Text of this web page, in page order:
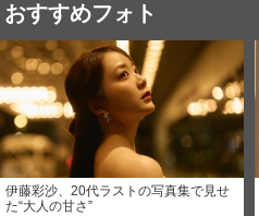
おすすめフォト
伊藤彩沙、20代ラストの写真集で見せ
た“大人の甘さ”